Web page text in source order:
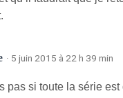
· 5 juin 2015 à 22 h 39 min
pas si toute la série est